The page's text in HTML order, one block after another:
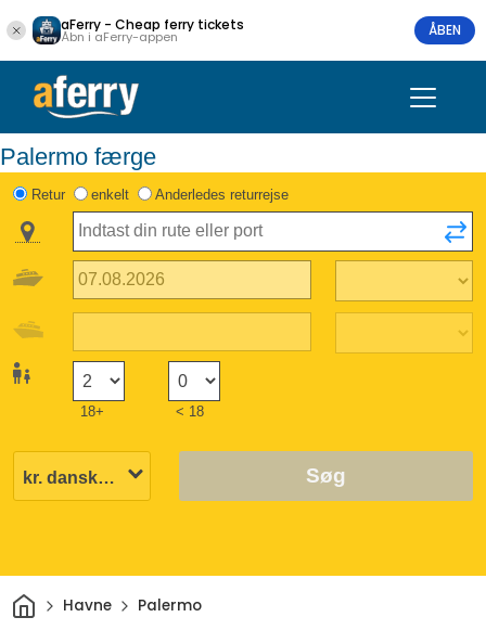
aFerry - Cheap ferry tickets
Åbn i aFerry-appen ÅBEN
Palermo færge
Retur enkelt Anderledes returrejse
18+ < 18
Søg
HjemHavne Palermo